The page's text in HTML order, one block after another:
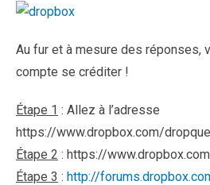
Au fur et à mesure des réponses,
compte se créditer !
Étape 1 : Allez à l’adresse
https://www.dropbox.com/
Étape 2 : https://
Étape 3 : http://